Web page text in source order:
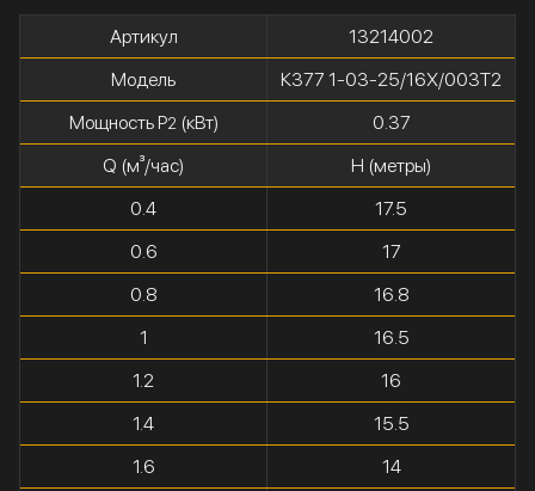
Артикул
13214002
Модель
К377 1-03-25/16Х/003Т2
Мощность P2(кВт)
0.37
Q (м³/час)
H (метры)
0.4
17.5
0.6
17
0.8
16.8
1
16.5
1.2
16
1.4
15.5
1.6
14